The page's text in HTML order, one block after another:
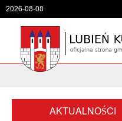
2026-08-08
AKTUALNOŚCI